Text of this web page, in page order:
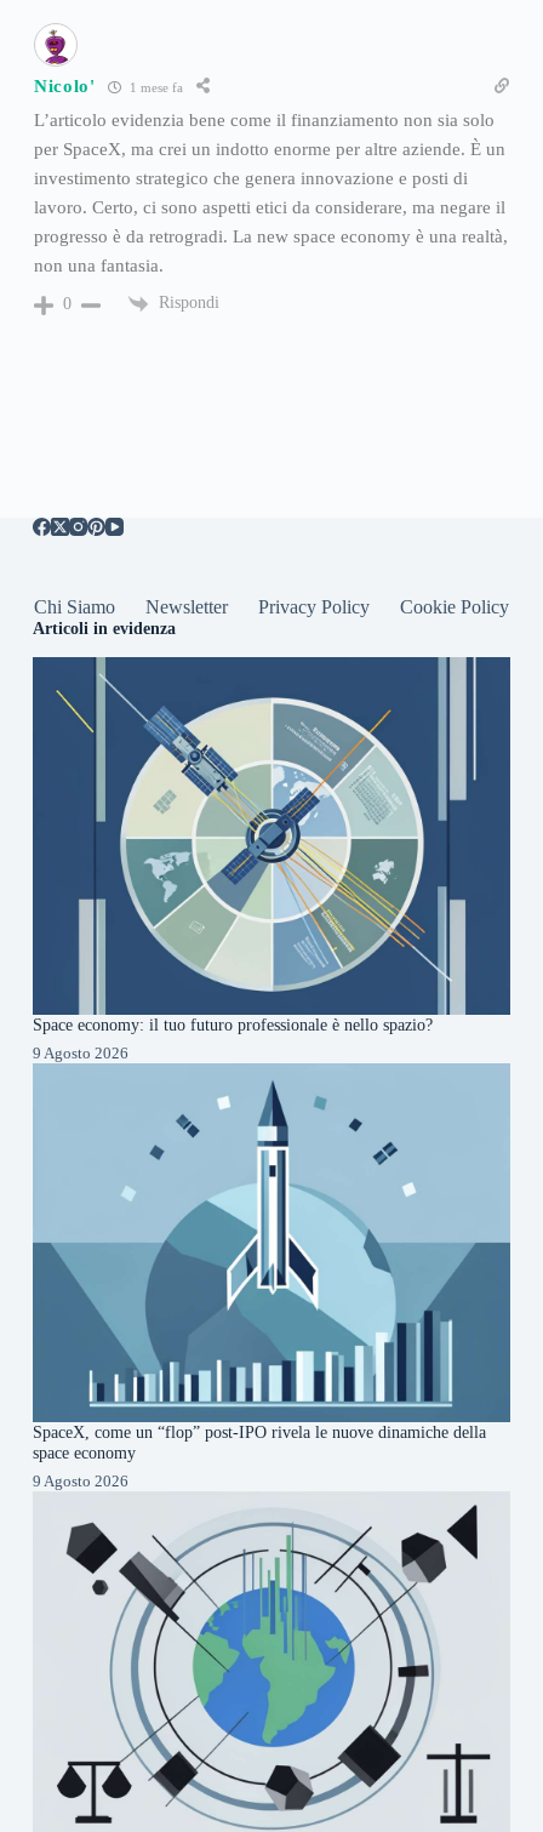
Nicolo' 1 mese fa
L’articolo evidenzia bene come il finanziamento non sia solo
per SpaceX, ma crei un indotto enorme per altre aziende. È un
investimento strategico che genera innovazione e posti di
lavoro. Certo, ci sono aspetti etici da considerare, ma negare il
progresso è da retrogradi. La new space economy è una realtà,
non una fantasia.
0 Rispondi
Chi Siamo Newsletter Privacy Policy Cookie Policy
Articoli in evidenza
Space economy: il tuo futuro professionale è nello spazio?
9 Agosto 2026
SpaceX, come un “flop” post-IPO rivela le nuove dinamiche della
space economy
9 Agosto 2026